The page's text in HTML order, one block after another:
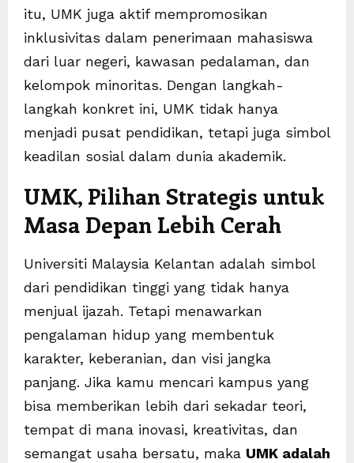
itu, UMK juga aktif mempromosikan
inklusivitas dalam penerimaan mahasiswa
dari luar negeri, kawasan pedalaman, dan
kelompok minoritas. Dengan langkah-
langkah konkret ini, UMK tidak hanya
menjadi pusat pendidikan, tetapi juga simbol
keadilan sosial dalam dunia akademik.
UMK, Pilihan Strategis untuk
Masa Depan Lebih Cerah
Universiti Malaysia Kelantan adalah simbol
dari pendidikan tinggi yang tidak hanya
menjual ijazah. Tetapi menawarkan
pengalaman hidup yang membentuk
karakter, keberanian, dan visi jangka
panjang. Jika kamu mencari kampus yang
bisa memberikan lebih dari sekadar teori,
tempat di mana inovasi, kreativitas, dan
semangat usaha bersatu, maka UMK adalah